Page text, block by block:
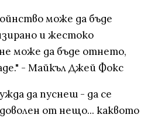
може да бъде
и жестоко
може да бъде отнето,
- Майкъл Джей Фокс
да пуснеш - да се
от нещо... каквото